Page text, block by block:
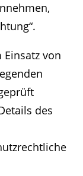
Einsatz von
des